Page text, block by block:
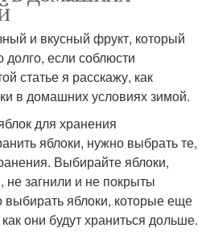
и вкусный фрукт, который
если соблюсти
статье я расскажу, как
в домашних условиях зимой.
для хранения
яблоки, нужно выбрать те,
Выбирайте яблоки,
загнили и не покрыты
яблоки, которые еще
они будут храниться дольше.